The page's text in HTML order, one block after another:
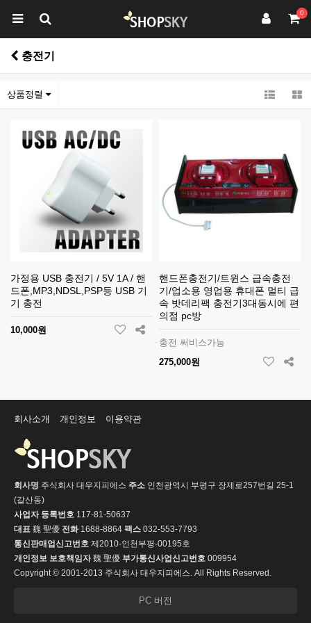
0
충전기
상품정렬
가정용 USB 충전기 / 5V 1A / 핸
드폰,MP3,NDSL,PSP등 USB 기
기 충전
10,000원
핸드폰충전기/트윈스 급속충전
기/업소용 영업용 휴대폰 멀티 급
속 밧데리팩 충전기3대동시에 편
의점 pc방
충전 써비스가능
275,000원
회사소개 개인정보 이용약관
회사명 주식회사 대우지피에스 주소 인천광역시 부평구 장제로257번길 25-1
(갈산동)
사업자 등록번호 117-81-50637
대표 魏 聖優 전화1688-8864 팩스 032-553-7793
통신판매업신고번호 제2010-인천부평-00195호
개인정보 보호책임자魏 聖優 부가통신사업신고번호 009954
Copyright © 2001-2013 주식회사 대우지피에스. All Rights Reserved.
PC 버전